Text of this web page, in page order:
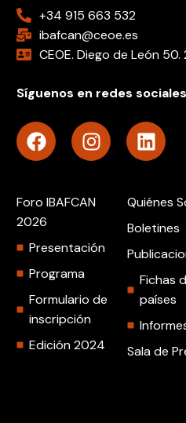
+34 915 663 532
ibafcan@ceoe.es
CEOE. Diego de León
Síguenos en redes
Foro IBAFCAN
2026
Presentación
Programa
Formulario de
inscripción
Edición 2024
Quiénes
Boletines
Fichas
países
Sala de